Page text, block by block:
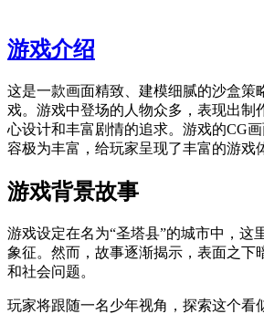
游戏介绍
这是一款画面精致、建模细腻的沙盒策
戏。游戏中登场的人物众多，表现出制
心设计和丰富剧情的追求。游戏的CG
容极为丰富，给玩家呈现了丰富的游戏
游戏背景故事
游戏设定在名为“圣塔县”的城市中，这
象征。然而，故事逐渐揭示，表面之下
和社会问题。
玩家将跟随一名少年视角，探索这个看